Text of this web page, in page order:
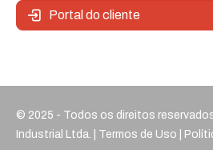
Portal do cliente
© 2025 - Todos os direitos
Industrial Ltda. | Termos de Uso